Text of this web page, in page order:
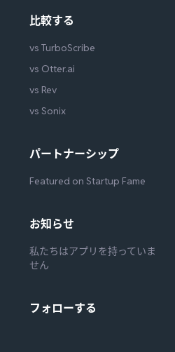
比較する
vs TurboScribe
vs Otter.ai
vs Rev
vs Sonix
パートナーシップ
Featured on Startup Fame
お知らせ
私たちはアプリを持っていま
せん
フォローする